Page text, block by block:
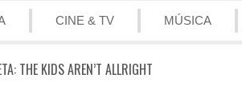
CINE & TV MÚSICA
THE KIDS AREN’T ALLRIGHT